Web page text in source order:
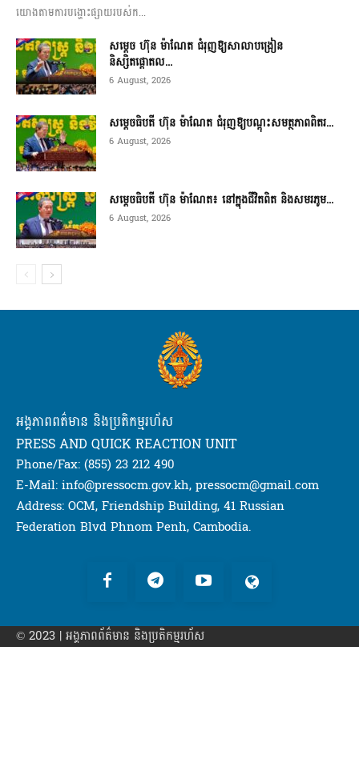
យោងតាមការបង្ហោះផ្សាយរបស់ក...
សម្តេច ហ៊ុន ម៉ាណែត ជំរុញឱ្យសាលាបង្រៀន
និស្សិតផ្តោតល...
6 August, 2026
សម្តេចធិបតី ហ៊ុន ម៉ាណែត ជំរុញឱ្យបណ្តុះសមត្ថភាពពិតរ...
6 August, 2026
សម្តេចធិបតី ហ៊ុន ម៉ាណែត៖ នៅក្នុងជីវិតពិត និងសមរភូម...
6 August, 2026
អង្គភាពពត៌មាន និងប្រតិកម្មរហ័ស
PRESS AND QUICK REACTION UNIT
Phone/Fax: (855) 23 212 490
E-Mail: info@pressocm.gov.kh, pressocm@gmail.com
Address: OCM, Friendship Building, 41 Russian
Federation Blvd Phnom Penh, Cambodia.
© 2023 | អង្គភាព​ព័ត៌មាន​ និងប្រតិកម្មរហ័ស